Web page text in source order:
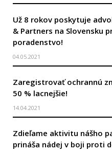
Už 8 rokov poskytuje
& Partners na Slovensku
poradenstvo!
04.05.2021
Zaregistrovať ochrannú
50 % lacnejšie!
14.04.2021
Zdieľame aktivitu nášho
prináša nádej v boji proti